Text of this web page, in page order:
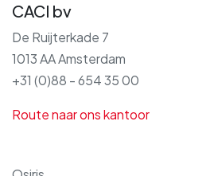
CACI bv
De Ruijterkade 7
1013 AA Amsterdam
+31 (0)88 - 654 35 00
Route naar ons kantoor